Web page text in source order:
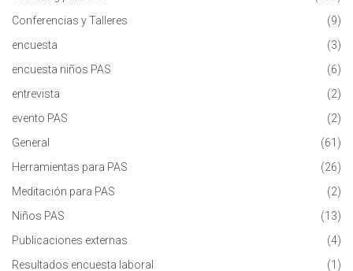
Conferencias y Talleres
(9)
encuesta
(3)
encuesta niños PAS
(6)
entrevista
(2)
evento PAS
(2)
General
(61)
Herramientas para PAS
(26)
Meditación para PAS
(2)
Niños PAS
(13)
Publicaciones externas
(4)
Resultados encuesta laboral
(1)